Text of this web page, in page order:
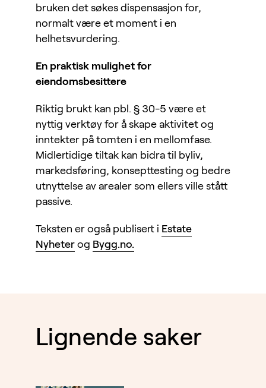
bruken det søkes dispensasjon for,
normalt være et moment i en
helhetsvurdering.
En praktisk mulighet for
eiendomsbesittere
Riktig brukt kan pbl. § 30-5 være et
nyttig verktøy for å skape aktivitet og
inntekter på tomten i en mellomfase.
Midlertidige tiltak kan bidra til byliv,
markedsføring, konsepttesting og bedre
utnyttelse av arealer som ellers ville stått
passive.
Teksten er også publisert i Estate
Nyheter og Bygg.no.
Lignende saker